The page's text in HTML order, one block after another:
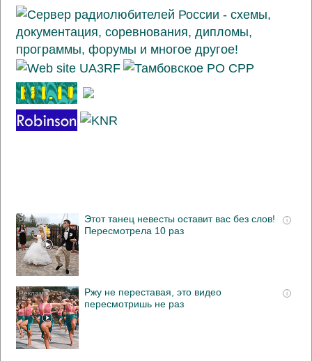
i
Этот танец невесты оставит вас без слов!
Пересмотрела 10 раз
i
Ржу не переставая, это видео
пересмотришь не раз